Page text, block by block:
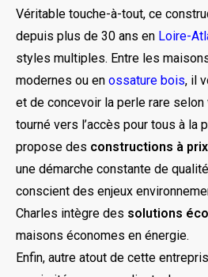
Véritable touche-à-tout, ce
depuis plus de 30 ans en Loire-
styles multiples. Entre les
modernes ou en ossature bois, il
et de concevoir la perle rare
tourné vers l’accès pour tous à la
propose des constructions à
une démarche constante de
conscient des enjeux
Charles intègre des solutions
maisons économes en énergie.
Enfin, autre atout de cette